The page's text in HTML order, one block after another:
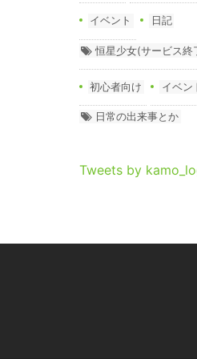
イベント 日記
恒星少女(サービス終
初心者向け イベン
日常の出来事とか
Tweets by